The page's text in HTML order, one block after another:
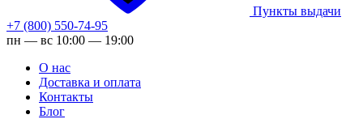
Пункты выдачи
+7 (800) 550-74-95
пн — вс 10:00 — 19:00
О нас
Доставка и оплата
Контакты
Блог